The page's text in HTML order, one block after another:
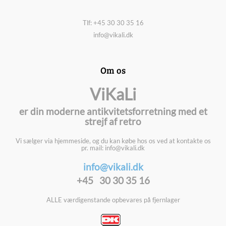
Tlf: +45 30 30 35 16
info@vikali.dk
Om os
ViKaLi
er din moderne antikvitetsforretning med et
strejf af retro
Vi sælger via hjemmeside, og du kan købe hos os ved at kontakte os
pr. mail: info@vikali.dk
info@vikali.dk
+45 30 30 35 16
ALLE værdigenstande opbevares på fjernlager